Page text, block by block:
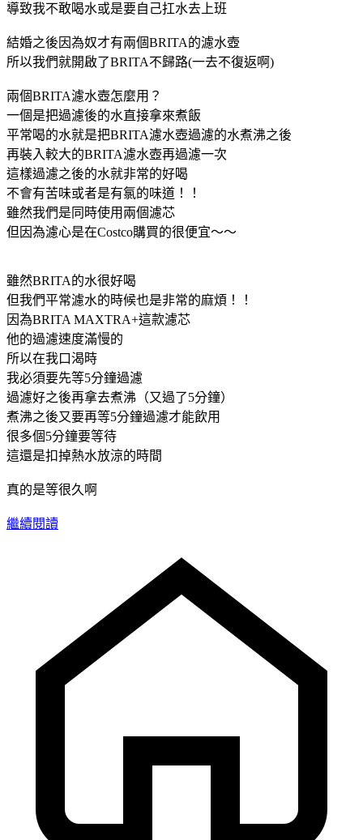
導致我不敢喝水或是要自己扛水去上班
結婚之後因為奴才有兩個BRITA的濾水壺
所以我們就開啟了BRITA不歸路(一去不復返啊)
兩個BRITA濾水壺怎麼用？
一個是把過濾後的水直接拿來煮飯
平常喝的水就是把BRITA濾水壺過濾的水煮沸之後
再裝入較大的BRITA濾水壺再過濾一次
這樣過濾之後的水就非常的好喝
不會有苦味或者是有氯的味道！！
雖然我們是同時使用兩個濾芯
但因為濾心是在Costco購買的很便宜～～
雖然BRITA的水很好喝
但我們平常濾水的時候也是非常的麻煩！！
因為BRITA MAXTRA+這款濾芯
他的過濾速度滿慢的
所以在我口渴時
我必須要先等5分鐘過濾
過濾好之後再拿去煮沸（又過了5分鐘）
煮沸之後又要再等5分鐘過濾才能飲用
很多個5分鐘要等待
這還是扣掉熱水放涼的時間
真的是等很久啊
繼續閱讀